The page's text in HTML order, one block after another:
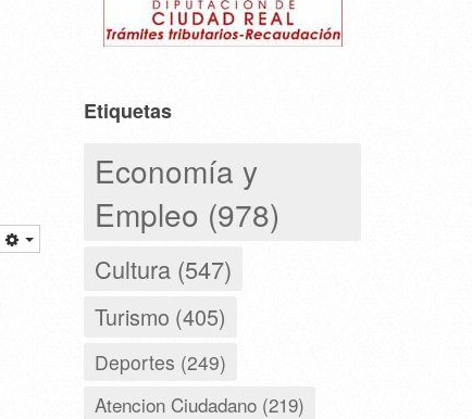
Etiquetas
Economía y
Empleo (978)
Cultura (547)
Turismo (405)
Deportes (249)
Atencion Ciudadano (219)